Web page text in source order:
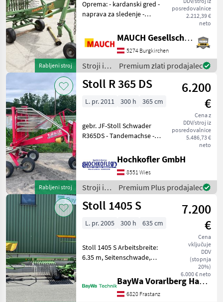
335
MARKETPLACE
Marketplace
Ponudbe
trgovcev
Mali
Rabljeni stroj
posredovalnice
2.212,39 €
neto
Oprema: - kardanski gred -
naprava za sledenje -
tritočkovni priklop -
pokrivalo za kup -
mehansko nastavljanje
višine - 10 ročic z 4
MAUCH Gesellschaft m.b.H. & Co.KG
5274 Burgkirchen
Stroji in
oprema
za žetev
spravilo
Premium zlati prodajalec
Rabljeni stroj
Stoll R 365 DS
6.200
€
Cena z
DDV/stroj iz
posredovalnice
5.486,73 €
neto
L. pr. 2011 300 h 365 cm
gebr. JF-Stoll Schwader
R365DS - Tandemachse -
voll funktionsfähig und
einsatzbereit. Standort:
8551 Wies priklopni
zgrabljalnik, ta
Hochkofler GmbH
8551 Wies
Stroji in
oprema
za žetev
spravilo
Premium Plus prodajalec
Stoll 1405 S
7.200
€
Cena
vključuje
DDV
(stopnja
20%)
6.000 € neto
L. pr. 2005 300 h 635 cm
Stoll 1405 S Arbeitsbreite:
6.35 m, Seitenschwade,
mit je 12 Zinkenarme, 4
Doppelzinken je Zinkenarm
Beleuchtung, Zapfwelle,
BayWa Vorarlberg HandelsGmbH BayWa Technik
6820 Frastanz